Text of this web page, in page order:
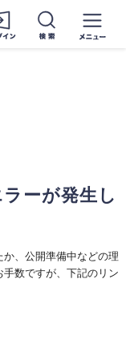
ーが発生し
、公開準備中などの理
数ですが、下記のリン